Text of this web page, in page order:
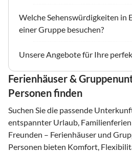
Welche Sehenswürdigkeiten in
einer Gruppe besuchen?
Unsere Angebote für Ihre
Ferienhäuser &
Personen finden
Suchen Sie die passende
entspannter Urlaub,
Freunden – Ferienhäuser und
Personen bieten Komfort,